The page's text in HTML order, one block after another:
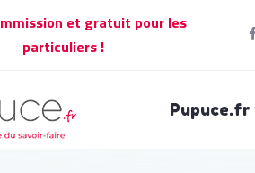
et gratuit pour les
particuliers !
Pupuce.fr